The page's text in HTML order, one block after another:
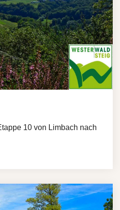
10 von Limbach nach